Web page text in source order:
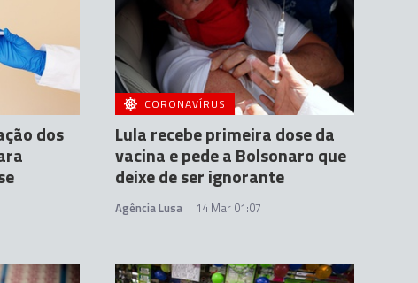
dos
CORONAVÍRUS
Lula recebe primeira dose da
vacina e pede a Bolsonaro que
deixe de ser ignorante
Agência Lusa 14 Mar 01:07